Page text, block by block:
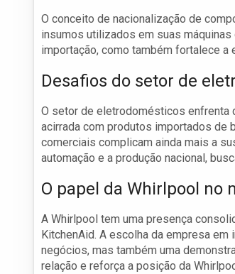
O conceito de nacionalização de
insumos utilizados em suas
importação, como também fortalece a
Desafios do setor de
O setor de eletrodomésticos enfrenta
acirrada com produtos importados de
comerciais complicam ainda mais a
automação e a produção nacional,
O papel da Whirlpool no
A Whirlpool tem uma presença
KitchenAid. A escolha da empresa
negócios, mas também uma
relação e reforça a posição da